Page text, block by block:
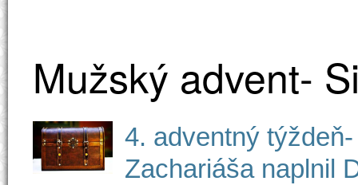
Mužský advent-
4. adventný
Zachariáša naplnil